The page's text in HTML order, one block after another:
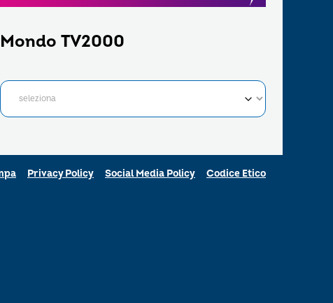
Mondo TV2000
Privacy Policy Social Media Policy Codice Etico